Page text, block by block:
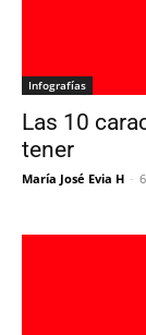
Infografías
Las 10
tener
María José Evia H -